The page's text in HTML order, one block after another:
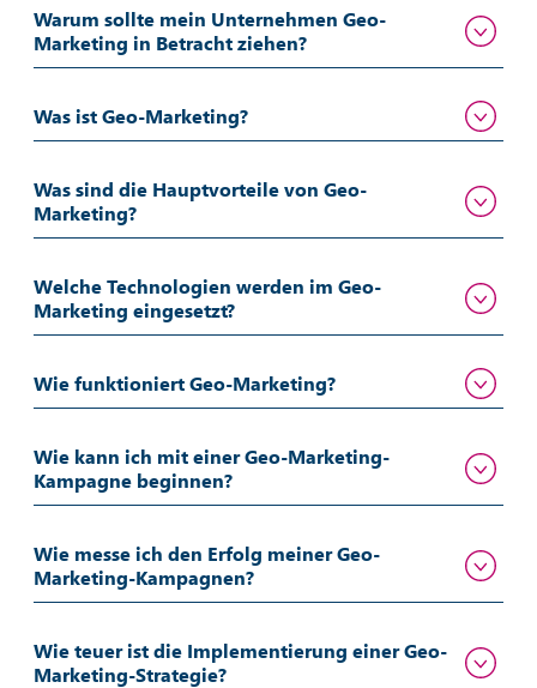
Warum sollte mein Unternehmen Geo-
Marketing in Betracht ziehen?
Was ist Geo-Marketing?
Was sind die Hauptvorteile von Geo-
Marketing?
Welche Technologien werden im Geo-
Marketing eingesetzt?
Wie funktioniert Geo-Marketing?
Wie kann ich mit einer Geo-Marketing-
Kampagne beginnen?
Wie messe ich den Erfolg meiner Geo-
Marketing-Kampagnen?
Wie teuer ist die Implementierung einer Geo-
Marketing-Strategie?